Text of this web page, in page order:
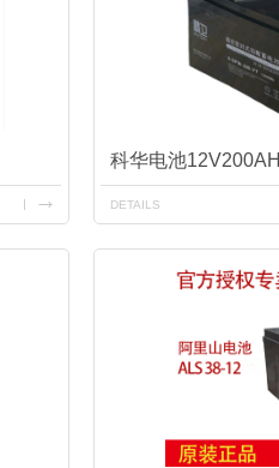
科华电池12V200AH
DETAILS